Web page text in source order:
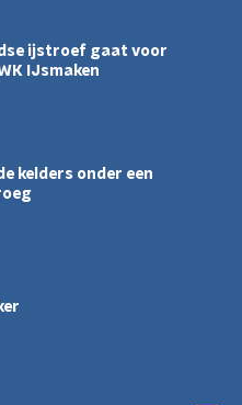
ijstroef gaat voor
IJsmaken
kelders onder een